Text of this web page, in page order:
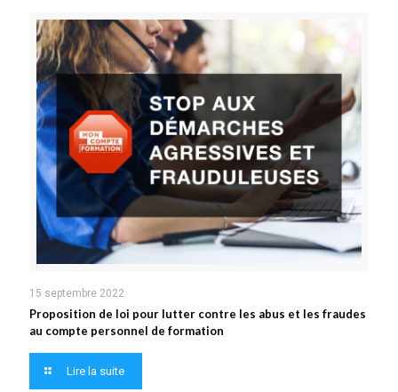
15 septembre 2022
Proposition de loi pour lutter contre les abus et les fraudes
au compte personnel de formation
Lire la suite